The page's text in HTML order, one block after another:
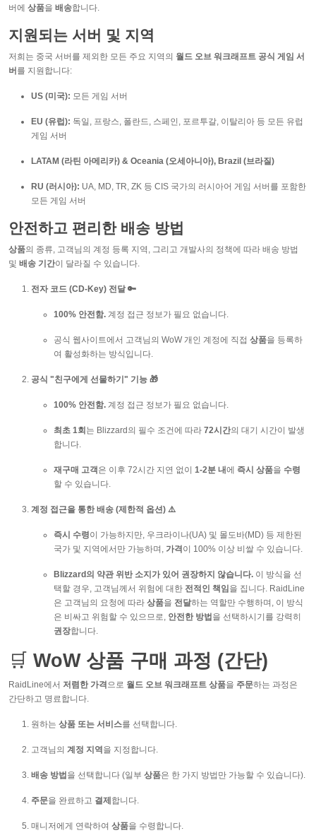
버에 상품을 배송합니다.
지원되는 서버 및 지역
저희는 중국 서버를 제외한 모든 주요 지역의 월드 오브 워크래프트 공식 게임 서
버 를 지원합니다:
US (미국): 모든 게임 서버
EU (유럽): 독일, 프랑스, 폴란드, 스페인, 포르투갈, 이탈리아 등 모든 유럽
게임 서버
LATAM (라틴 아메리카) & Oceania (오세아니아), Brazil (브라질)
RU (러시아): UA, MD, TR, ZK 등 CIS 국가의 러시아어 게임 서버를 포함한
모든 게임 서버
안전하고 편리한 배송 방법
상품의 종류, 고객님의 계정 등록 지역, 그리고 개발사의 정책에 따라 배송 방법
및 배송 기간이 달라질 수 있습니다.
전자 코드 (CD-Key) 전달 🔑
100% 안전함. 계정 접근 정보가 필요 없습니다.
공식 웹사이트에서 고객님의 WoW 개인 계정에 직접 상품을 등록하
여 활성화하는 방식입니다.
공식 "친구에게 선물하기" 기능 🎁
100% 안전함. 계정 접근 정보가 필요 없습니다.
최초 1회 는 Blizzard의 필수 조건에 따라 72시간의 대기 시간이 발생
합니다.
재구매 고객 은 이후 72시간 지연 없이 1-2분 내에 즉시 상품을 수령
할 수 있습니다.
계정 접근을 통한 배송 (제한적 옵션) ⚠️
즉시 수령이 가능하지만, 우크라이나(UA) 및 몰도바(MD) 등 제한된
국가 및 지역에서만 가능하며, 가격 이 100% 이상 비쌀 수 있습니다.
Blizzard의 약관 위반 소지가 있어 권장하지 않습니다. 이 방식을 선
택할 경우, 고객님께서 위험에 대한 전적인 책임 을 집니다. RaidLine
은 고객님의 요청에 따라 상품을 전달하는 역할만 수행하며, 이 방식
은 비싸고 위험할 수 있으므로, 안전한 방법 을 선택하시기를 강력히
권장합니다.
🛒 WoW 상품 구매 과정 (간단)
RaidLine에서 저렴한 가격 으로 월드 오브 워크래프트 상품을 주문하는 과정은
간단하고 명료합니다.
원하는 상품 또는 서비스를 선택합니다.
고객님의 계정 지역 을 지정합니다.
배송 방법 을 선택합니다 (일부 상품은 한 가지 방법만 가능할 수 있습니다).
주문을 완료하고 결제 합니다.
매니저에게 연락하여 상품을 수령합니다.